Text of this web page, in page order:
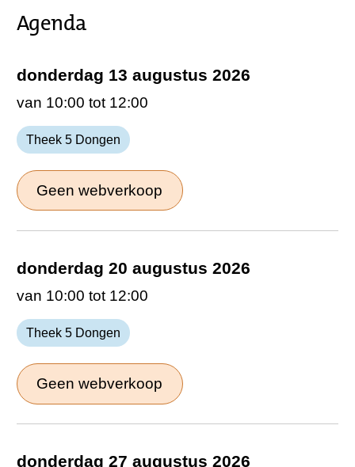
Agenda
donderdag 13 augustus 2026
van 10:00 tot 12:00
Theek 5 Dongen
Geen webverkoop
donderdag 20 augustus 2026
van 10:00 tot 12:00
Theek 5 Dongen
Geen webverkoop
donderdag 27 augustus 2026